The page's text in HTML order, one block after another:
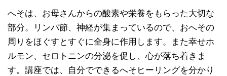
へそは、お母さんからの酸素や栄養をもらった大切な
部分。リンパ節、神経が集まっているので、おへその
周りをほぐすとすぐに全身に作用します。また幸せホ
ルモン、セロトニンの分泌を促し、心が落ち着きま
す。講座では、自分でできるへそヒーリングを分かり